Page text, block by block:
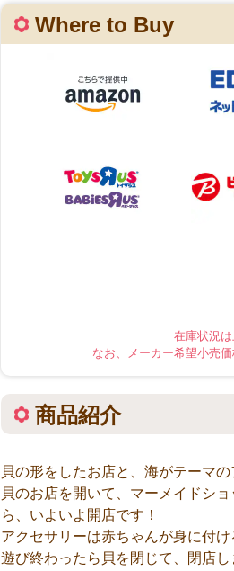
Where to Buy
在庫状況
なお、メーカー希望小売
商品紹介
貝の形をしたお店と、海がテーマ
貝のお店を開いて、マーメイドシ
ら、いよいよ開店です！
アクセサリーは赤ちゃんが身に付け
遊び終わったら貝を閉じて、閉店し